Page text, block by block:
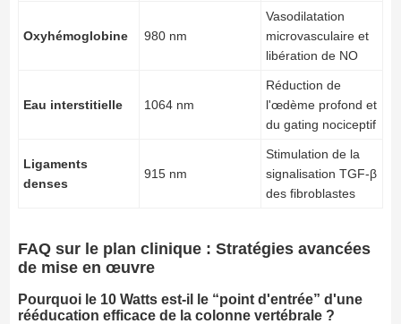
Oxyhémoglobine 980 nm
Vasodilatation
microvasculaire et
libération de NO
Eau interstitielle 1064 nm
Réduction de
l'œdème profond et
du gating nociceptif
Ligaments
denses
915 nm
Stimulation de la
signalisation TGF-β
des fibroblastes
FAQ sur le plan clinique : Stratégies avancées
de mise en œuvre
Pourquoi le 10 Watts est-il le “point d'entrée” d'une
rééducation efficace de la colonne vertébrale ?